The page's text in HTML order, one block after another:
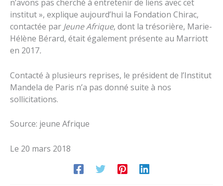
n’avons pas cherché à entretenir de liens avec cet
institut », explique aujourd’hui la Fondation Chirac,
contactée par Jeune Afrique, dont la trésorière, Marie-
Hélène Bérard, était également présente au Marriott
en 2017.
Contacté à plusieurs reprises, le président de l’Institut
Mandela de Paris n’a pas donné suite à nos
sollicitations.
Source: jeune Afrique
Le 20 mars 2018